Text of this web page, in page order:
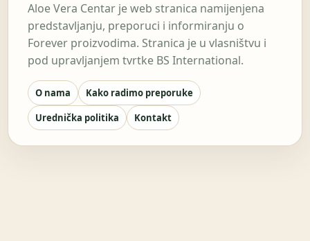
Aloe Vera Centar je web stranica namijenjena
predstavljanju, preporuci i informiranju o
Forever proizvodima. Stranica je u vlasništvu i
pod upravljanjem tvrtke BS International.
O nama
Kako radimo preporuke
Urednička politika
Kontakt